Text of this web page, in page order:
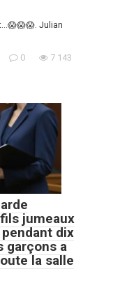
Julian
0 7 143
jumeaux
dix
garçons a
la salle